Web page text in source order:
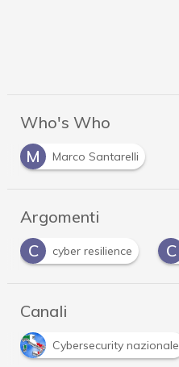
Who's Who
M
Marco Santarelli
Argomenti
C
cyber resilience C
Canali
Cybersecurity nazionale